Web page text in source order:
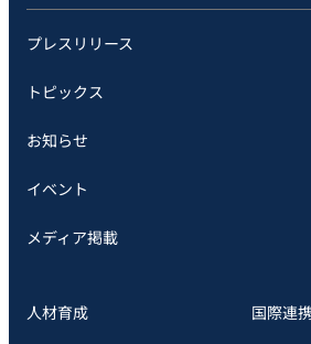
プレスリリース
トピックス
お知らせ
イベント
メディア掲載
人材育成
国際連